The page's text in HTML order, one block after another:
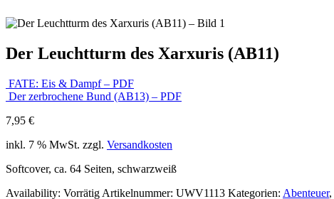
Der Leuchtturm des Xarxuris (AB11)
FATE: Eis & Dampf – PDF
Der zerbrochene Bund (AB13) – PDF
7,95 €
inkl. 7 % MwSt. zzgl. Versandkosten
Softcover, ca. 64 Seiten, schwarzweiß
Availability: Vorrätig Artikelnummer: UWV1113 Kategorien: Abenteuer,